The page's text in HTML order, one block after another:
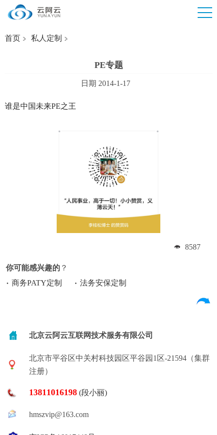
首页 私人定制
PE专题
日期 2014-1-17
谁是中国未来PE之王
8587
你可能感兴趣的 ？
商务PATY定制
法务安保定制
北京云阿云互联网技术服务有限公司
北京市平谷区中关村科技园区平谷园1区-21594（集群
注册）
13811016198 (段小丽)
hmszvip@163.com